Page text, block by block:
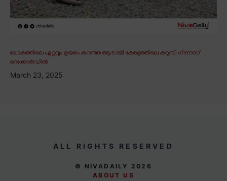
ലോകത്തിലെ ഏറ്റവും ഉയരം കുറഞ്ഞ ആടായി കേരളത്തിലെ കറുമ്പി ഗിന്നസ്
റെക്കോർഡിൽ
March 23, 2025
ALL RIGHTS RESERVED
© NIVADAILY 2026
ABOUT US